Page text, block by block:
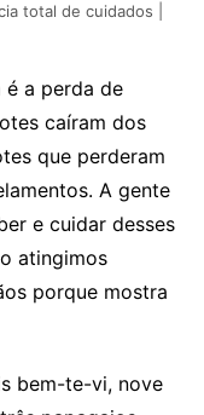
total de cuidados |
é a perda de
caíram dos
que perderam
A gente
e cuidar desses
atingimos
porque mostra
bem-te-vi, nove